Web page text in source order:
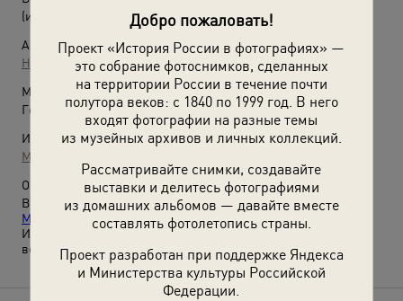
Добро пожаловать!
Проект «История России в фотографиях» —
это собрание фотоснимков, сделанных
на территории России в течение почти
полутора веков: с 1840 по 1999 год. В него
входят фотографии на разные темы
из музейных архивов и личных коллекций.
Рассматривайте снимки, создавайте
выставки и делитесь фотографиями
из домашних альбомов — давайте вместе
составлять фотолетопись страны.
Проект разработан при поддержке Яндекса
и Министерства культуры Российской
Федерации.
(июнь 1945)
Автор:
Неизвестный автор
Место съемки:
Германия, г. Берлин
Источники:
Музей истории евреев в России
О фотографии:
Выставка «История Победы в фотографиях: из коллекции
Музея истории евреев в России»с этой фотографией.
Из личного архива Льва (Леонида) Исааковича Ройзена,
ветерана Великой Отечественной войны.